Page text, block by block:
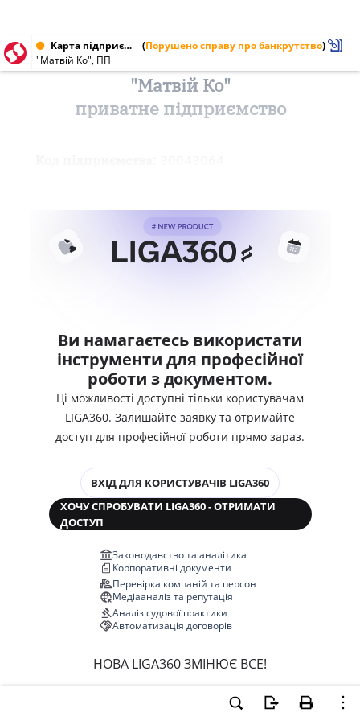
Карта підприємства від 22.02.2000 № 30043064 (Порушено справу про банкрутство)
"Матвій Ко", ПП
"Матвій Ко"
приватне підприємство
Ви намагаєтесь використати
інструменти для професійної
роботи з документом.
Ці можливості доступні тільки користувачам
LIGA360. Залишайте заявку та отримайте
доступ для професійної роботи прямо зараз.
ВХІД ДЛЯ КОРИСТУВАЧІВ LIGA360
ХОЧУ СПРОБУВАТИ LIGA360 - ОТРИМАТИ
ДОСТУП
Законодавство та аналітика
Корпоративні документи
Перевірка компаній та персон
Медіааналіз та репутація
Аналіз судової практики
Автоматизація договорів
НОВА LIGA360 ЗМІНЮЄ ВСЕ!